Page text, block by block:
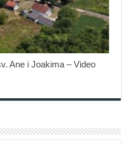
Ane i Joakima – Video